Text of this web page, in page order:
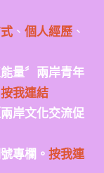
、 個人經歷、
量〞兩岸青年
按我連結
岸文化交流促
專欄。 按我連